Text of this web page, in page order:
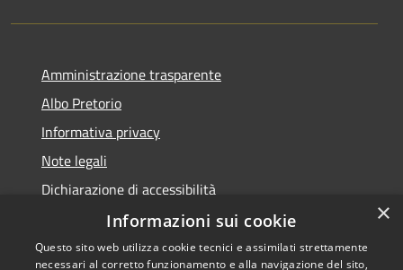
Amministrazione trasparente
Albo Pretorio
Informativa privacy
Note legali
Dichiarazione di accessibilità
×
Informazioni sui cookie
Questo sito web utilizza cookie tecnici e assimilati strettamente
necessari al corretto funzionamento e alla navigazione del sito,